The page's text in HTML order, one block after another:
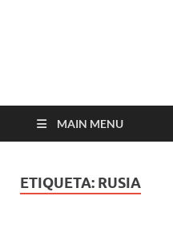
MAIN MENU
ETIQUETA: RUSIA